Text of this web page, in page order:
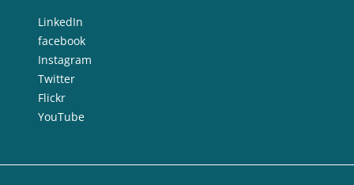
LinkedIn
facebook
Instagram
Twitter
Flickr
YouTube